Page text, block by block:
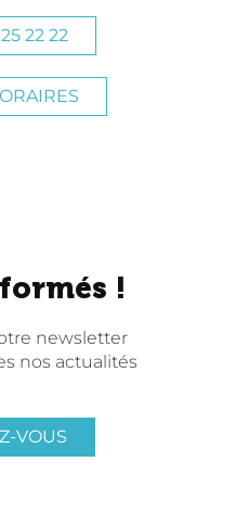
22 22
!
newsletter
nos actualités
VOUS